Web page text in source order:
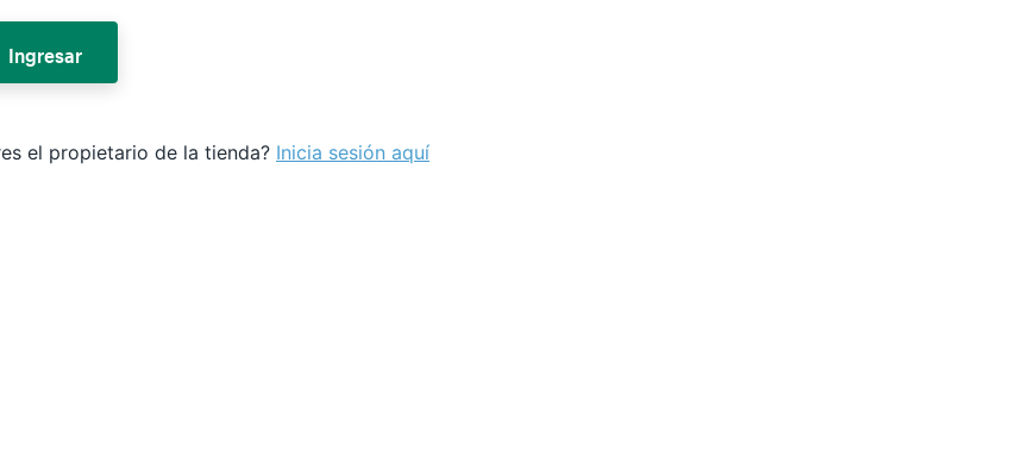
Ingresar
el propietario de la tienda? Inicia sesión aquí